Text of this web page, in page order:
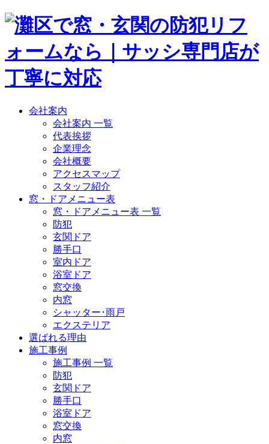
会社案内
会社案内 一覧
代表挨拶
企業理念
会社概要
アクセスマップ
スタッフ紹介
窓・ドアメニュー表
窓・ドアメニュー表 一覧
防犯
玄関ドア
勝手口
室内ドア
浴室ドア
窓交換
内窓
シャッター･雨戸
エクステリア
選ばれる理由
施工事例
施工事例 一覧
防犯
玄関ドア
勝手口
浴室ドア
窓交換
内窓